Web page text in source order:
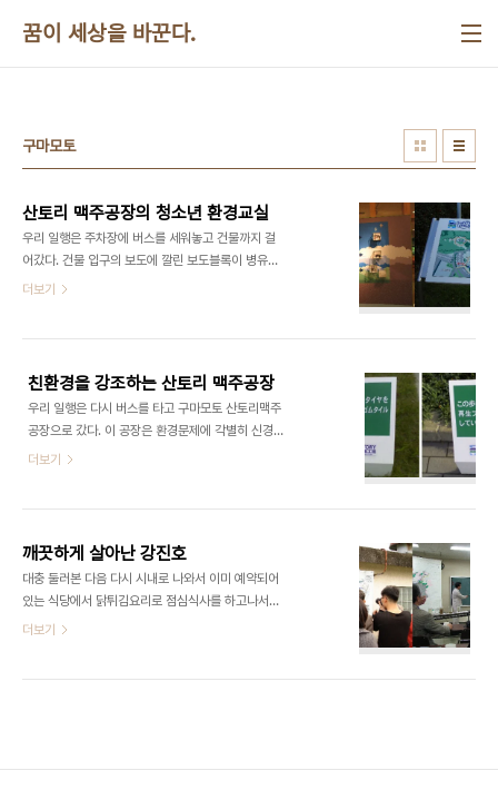
꿈이 세상을 바꾼다.
구마모토
산토리 맥주공장의 청소년 환경교실
우리 일행은 주차장에 버스를 세워놓고 건물까지 걸
어갔다. 건물 입구의 보도에 깔린 보도블록이 병유리
로 만들어진 재생제품이라는 설명문이 바닥에 세워
공짜로 빌려주고 있다. 기념품을 판매하는 곳 역시 상
품전시대의 높이, 통로의 폭이 충분하여 장애인을 위
한 배려가 돋보였다. 관광객들이 꽤 많이 있었다. 회
사운영에 있어서 견학, 홍보, 안내업무가 꽤 큰 비중
을 차지하는 모양이었다. 기념품 코너가 별도로 있으
다. 우리 일행을 인솔하는 안내양은 자신이 입고 있는
고 설..
더보기
친환경을 강조하는 산토리 맥주공장
우리 일행은 다시 버스를 타고 구마모토 산토리맥주
공장으로 갔다. 이 공장은 환경문제에 각별히 신경쓰
는 곳으로 유명하다. 홍보물에도 아소산의 천연수를
해 지어졌다. UD는 건물전체를 어린이, 노인, 장애
인 누구나 편하고 안전하게 다닐 수 있도록 공간을 디
자인하는 공공개념이다. 회사에서 제작한 UD MAP
이라는 홍보물을 보면 공장내부지도와 사진으로 10
여 군데의 특징을 소개하고 있다. 예를 들어 주차장에
보도와 차도의 단차도 없어서 편리하다. 애완견의 발
더보기
깨끗하게 살아난 강진호
대충 둘러본 다음 다시 시내로 나와서 이미 예약되어
있는 식당에서 닭튀김요리로 점심식사를 하고나서
동부정화센터를 방문하였다. 구마모토에는 5개의 하
더보기